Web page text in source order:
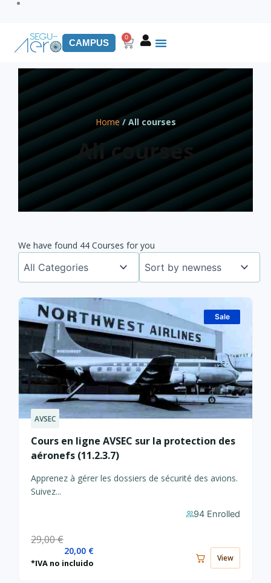
CAMPUS
0
Panier
Home / All courses
All courses
We have found 44 Courses for you
Sale
AVSEC
Cours en ligne AVSEC sur la protection des
aéronefs (11.2.3.7)
Apprenez à gérer les dossiers de sécurité des avions.
Suivez...
94 Enrolled
29,00€
prix
initial
était :
29,00 €.
20,00 €
Le
prix
actuel
est :
20,00 €.
*IVA no incluido View